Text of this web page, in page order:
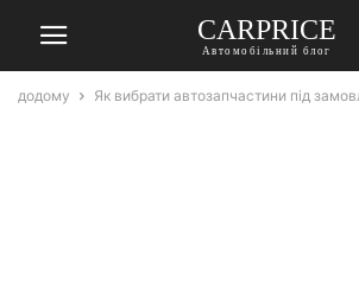
СARPRICE
Автомобільний блог
додому Як вибрати автозапчастини під